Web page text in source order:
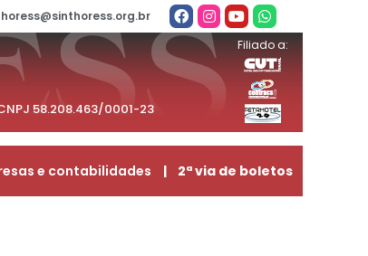
58.208.463/0001-23
Filiado a:
e contabilidades | 2ª via de boletos